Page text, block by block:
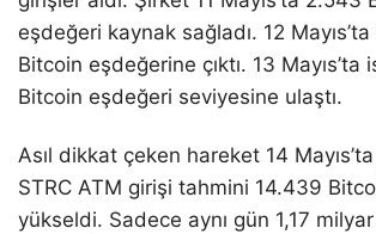
eşdeğeri kaynak sağladı. 12
Bitcoin eşdeğerine çıktı. 13 Mayıs’ta
Bitcoin eşdeğeri seviyesine ulaştı.
Asıl dikkat çeken hareket 14
STRC ATM girişi tahmini 14.439
yükseldi. Sadece aynı gün 1,17